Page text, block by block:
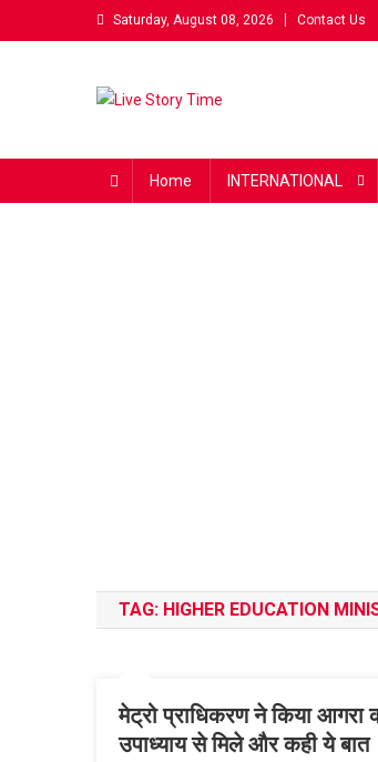
to
Saturday, August 08, 2026 Contact Us
Home INTERNATIONAL
TAG: HIGHER EDUCATION
मेट्रो प्राधिकरण ने किया आगरा
उपाध्याय से मिले और कही ये बात